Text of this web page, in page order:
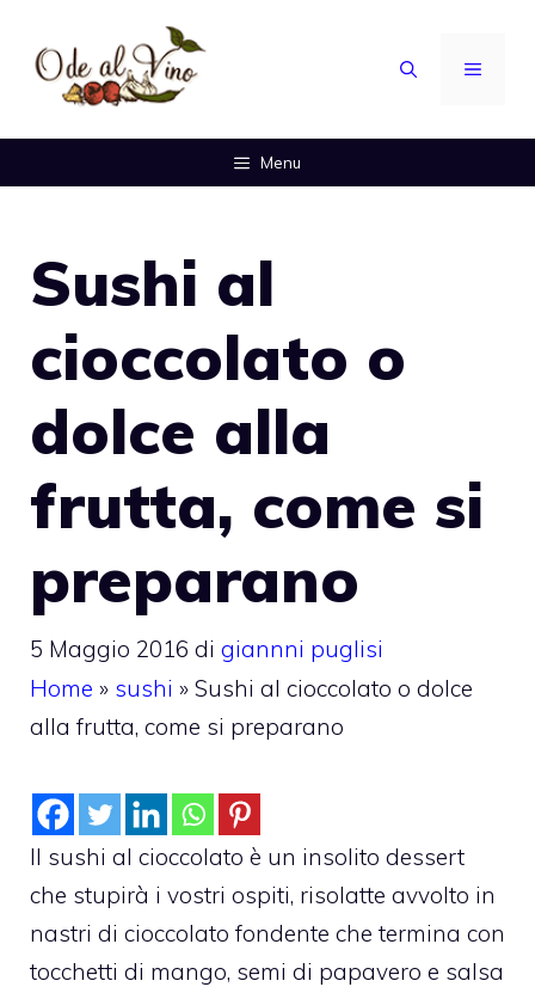
contenuto
MENU
Menu
Sushi al
cioccolato o
dolce alla
frutta, come si
preparano
5 Maggio 2016 di giannni puglisi
Home » sushi » Sushi al cioccolato o dolce
alla frutta, come si preparano
Il sushi al cioccolato è un insolito dessert
che stupirà i vostri ospiti, risolatte avvolto in
nastri di cioccolato fondente che termina con
tocchetti di mango, semi di papavero e salsa